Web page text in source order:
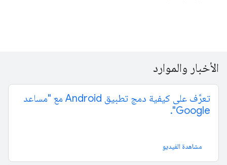
الأخبار والموارد
تعرَّف على كيفية دمج تطبيق Android مع "مساعد
Google".
مشاهدة الفيديو